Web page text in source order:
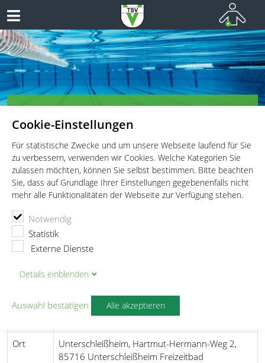
Cookie-Einstellungen
Für statistische Zwecke und um unsere Webseite laufend für Sie
zu verbessern, verwenden wir Cookies. Welche Kategorien Sie
zulassen möchten, können Sie selbst bestimmen. Bitte beachten
Sie, dass auf Grundlage Ihrer Einstellungen gegebenenfalls nicht
mehr alle Funktionalitäten der Webseite zur Verfügung stehen.
Notwendig
Statistik
Externe Dienste
Details einblenden
Auswahl bestätigen Alle akzeptieren
Schwimmen für Wettkämpfer, Leistungsportler und
Freizeitschwimmer
TSV Vaterstetten e.V.
13. internationales Einladungsschwimmen des SV Lohhof
13. internationales
Lohhof
Ort
Unterschleißheim, Hartmut-Hermann-Weg 2,
85716 Unterschleißheim Freizeitbad